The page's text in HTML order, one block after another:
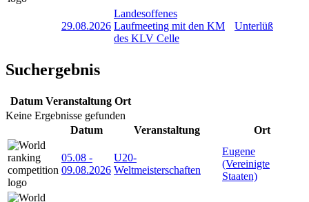
29.08.2026
Landesoffenes
Laufmeeting mit den KM
des KLV Celle
Unterlüß
Suchergebnis
Datum Veranstaltung Ort
Keine Ergebnisse gefunden
Datum
Veranstaltung Ort
05.08 -
09.08.2026
U20-
Weltmeisterschaften
Eugene
(Vereinigte
Staaten)